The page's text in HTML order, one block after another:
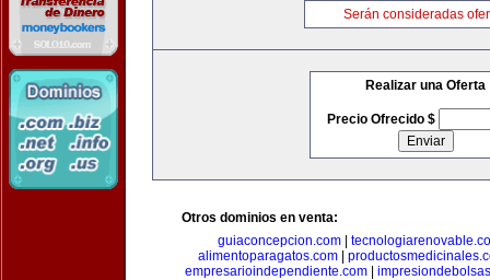
Serán consideradas
Realizar una Oferta
Precio Ofrecido $
Otros dominios en venta:
guiaconcepcion.com|
alimentoparagatos.com
empresarioindependiente.com